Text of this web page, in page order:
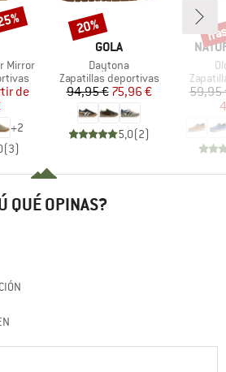
Mirror
reducido
de
+2
(3)
MARCA
GOLA
Artículo
Daytona
Product group
Zapatillas deportivas
Precio
94,95 €Precio reducido
75,96 €
5,0(2)
Descuento
20%
59,95
QUÉ OPINAS?